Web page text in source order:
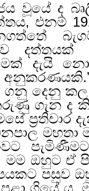
වූයේ ද
එනම්
දත්තයක්
දැයි
ගනු දෙනු
ගැන ද
ප්‍රතිචාර
මහතා
ඔහුට ඒ
පසුව
පළා ගියේ ය.